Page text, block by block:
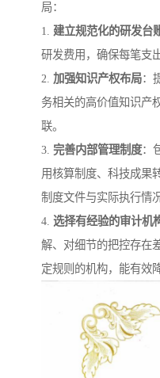
局：
1. 建立规范化的研发台
研发费用，确保每笔支
2. 加强知识产权布局：
务相关的高价值知识产
联。
3. 完善内部管理制度：
用核算制度、科技成果
制度文件与实际执行情
4. 选择有经验的审计机
解、对细节的把控存在
定规则的机构，能有效